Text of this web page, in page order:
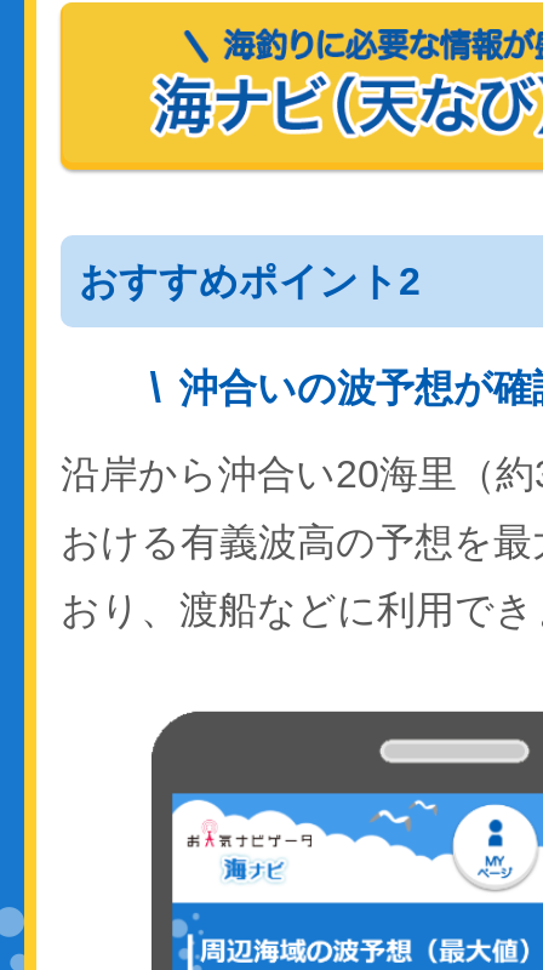
おすすめポイント2
沖合いの波予想が
沿岸から沖合い20海里（
おける有義波高の予想を
おり、渡船などに利用で